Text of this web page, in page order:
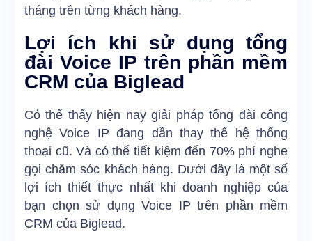
tháng trên từng khách hàng.
Lợi ích khi sử dụng tổng
đài Voice IP trên phần mềm
CRM của Biglead
Có thể thấy hiện nay giải pháp tổng đài công
nghệ Voice IP đang dần thay thế hệ thống
thoại cũ. Và có thể tiết kiệm đến 70% phí nghe
gọi chăm sóc khách hàng. Dưới đây là một số
lợi ích thiết thực nhất khi doanh nghiệp của
bạn chọn sử dụng Voice IP trên phần mềm
CRM của Biglead.